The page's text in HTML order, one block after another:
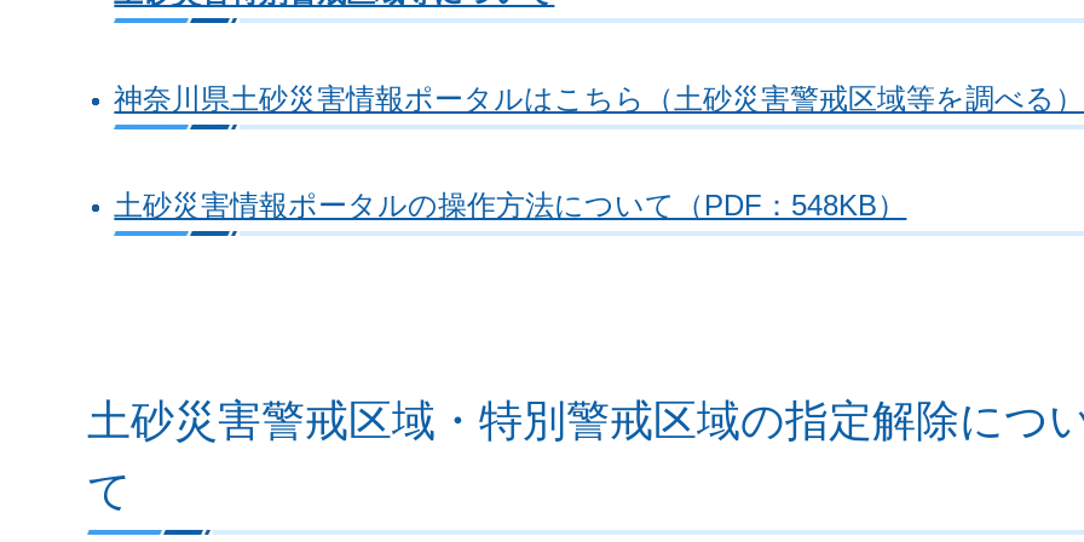
神奈川県土砂災害情報ポータルはこちら（土砂災害警戒区域等を調べる）
土砂災害情報ポータルの操作方法について（PDF：548KB）
土砂災害警戒区域・特別警戒区域の指定解除につ
て